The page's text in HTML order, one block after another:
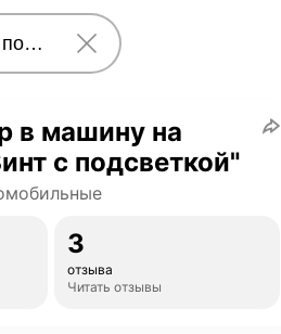
в машину на
с подсветкой"
3
отзыва
Читать отзывы